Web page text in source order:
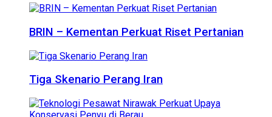
BRIN – Kementan Perkuat Riset Pertanian
Tiga Skenario Perang Iran